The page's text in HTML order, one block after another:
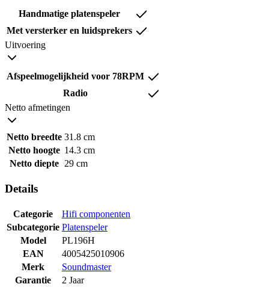
Handmatige platenspeler
Met versterker en luidsprekers
Uitvoering
Afspeelmogelijkheid voor 78RPM
Radio
Netto afmetingen
Netto breedte 31.8 cm
Netto hoogte 14.3 cm
Netto diepte 29 cm
Details
Categorie
Hifi componenten
Subcategorie Platenspeler
Model
PL196H
EAN
4005425010906
Merk
Soundmaster
Garantie
2 Jaar